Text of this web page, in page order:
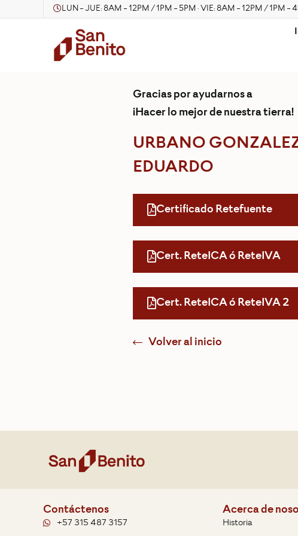
LUN - JUE: 8AM - 12PM / 1PM - 5PM · VIE: 8AM - 12PM / 1PM -
Gracias por ayudarnos a
¡Hacer lo mejor de nuestra tierra!
URBANO
EDUARDO
Certificado Retefuente
Cert. ReteICA ó ReteIVA
Cert. ReteICA ó ReteIVA 2
Volver al inicio
Contáctenos
+57 315 487 3157
Acerca de
Historia